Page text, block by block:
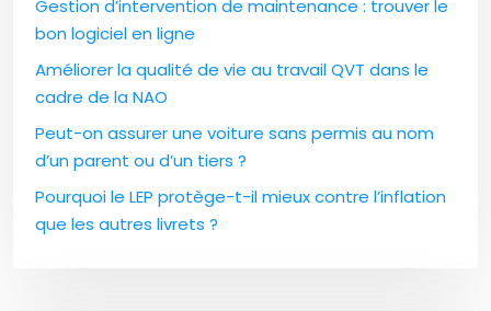
Gestion d’intervention de maintenance : trouver le
bon logiciel en ligne
Améliorer la qualité de vie au travail QVT dans le
cadre de la NAO
Peut-on assurer une voiture sans permis au nom
d’un parent ou d’un tiers ?
Pourquoi le LEP protège-t-il mieux contre l’inflation
que les autres livrets ?